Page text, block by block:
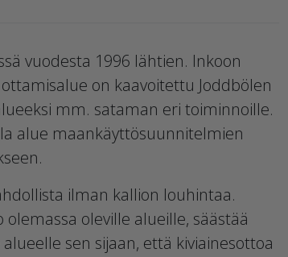
vuodesta 1996 lähtien. Inkoon
on kaavoitettu Joddbölen
mm. sataman eri toiminnoille.
alue maankäyttösuunnitelmien
ilman kallion louhintaa.
oleville alueille, säästää
sen sijaan, että kiviainesottoa